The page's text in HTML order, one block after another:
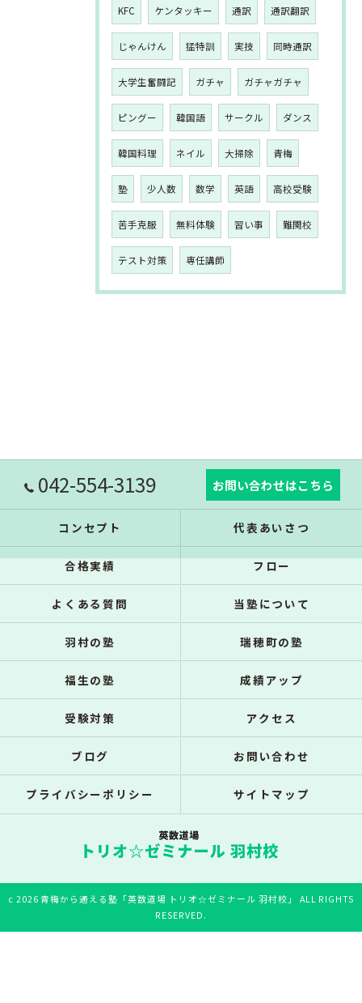
KFC ケンタッキー 通訳 通訳翻訳
じゃんけん 猛特訓 実技 同時通訳
大学生奮闘記 ガチャ ガチャガチャ
ピングー 韓国語 サークル ダンス
韓国料理 ネイル 大掃除 青梅
塾 少人数 数学 英語 高校受験
苦手克服 無料体験 習い事 難関校
テスト対策 専任講師
042-554-3139 お問い合わせはこちら
コンセプト 代表あいさつ
合格実績 フロー
よくある質問 当塾について
羽村の塾 瑞穂町の塾
福生の塾 成績アップ
受験対策 アクセス
ブログ お問い合わせ
プライバシーポリシー サイトマップ
c 2026 青梅から通える塾「英数道場 トリオ☆ゼミナール 羽村校」 ALL RIGHTS
RESERVED.